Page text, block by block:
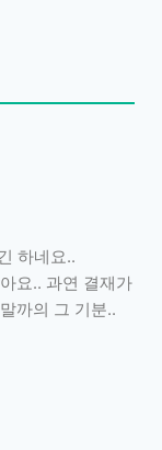
하네요..
요.. 과연 결재가
까의 그 기분..